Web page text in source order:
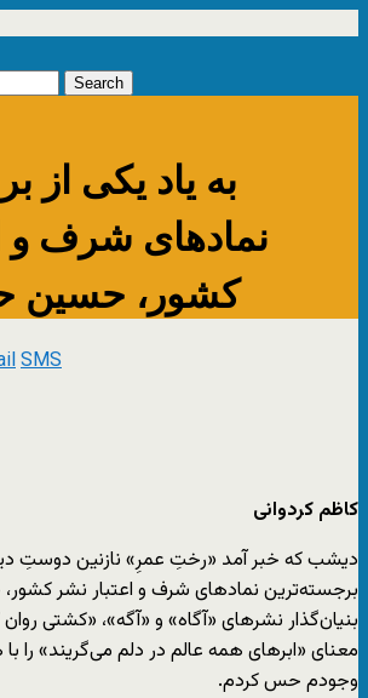
به یاد یکی از
نمادهای شرف و
کشور، حسین
SMS
کاظم کردوانی
دیشب که خبر آمد «رختِ عمرِ» نازنین دوستِ
برجسته‌ترین نمادهای شرف و اعتبار نشر
بنیان‌گذار نشرهای «آگاه» و «آگه»، «کشتی
معنای «ابرهای همه عالم در دلم می‌گریند» را
وجودم حس کردم.